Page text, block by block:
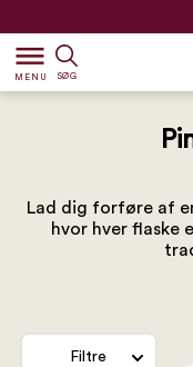
dehaze
MENU SØG
Lad dig forføre af
hvor hver flaske
Filtre